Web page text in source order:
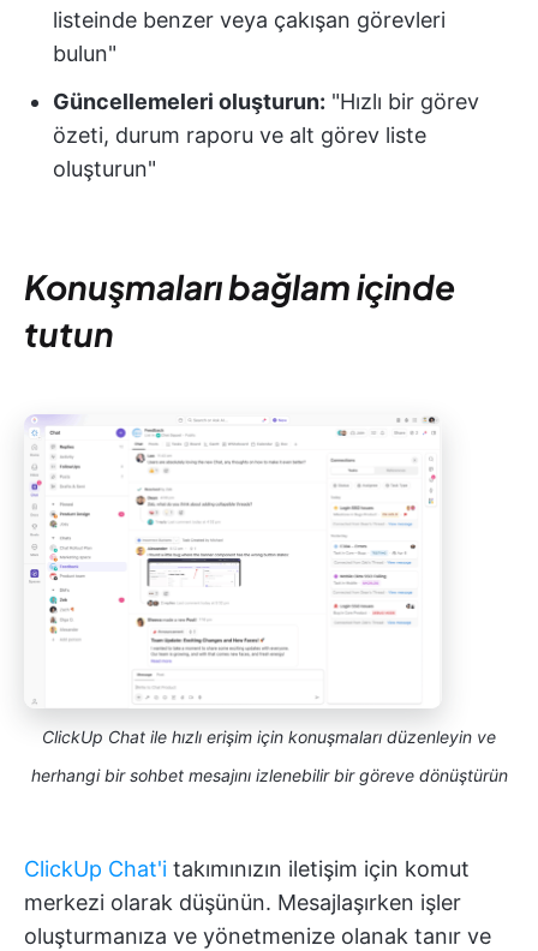
listeinde benzer veya çakışan görevleri
bulun"
Güncellemeleri oluşturun: "Hızlı bir görev
özeti, durum raporu ve alt görev liste
oluşturun"
Konuşmaları bağlam içinde
tutun
ClickUp Chat ile hızlı erişim için konuşmaları düzenleyin ve
herhangi bir sohbet mesajını izlenebilir bir göreve dönüştürün
ClickUp Chat'i takımınızın iletişim için komut
merkezi olarak düşünün. Mesajlaşırken işler
oluşturmanıza ve yönetmenize olanak tanır ve